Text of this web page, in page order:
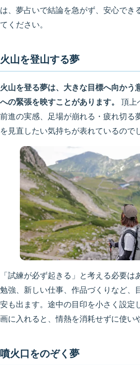
は、夢占いで結論を急がず、安心でき
てください。
火山を登山する夢
火山を登る夢は、大きな目標へ向かう
への緊張を映すことがあります。
頂上
前進の実感、足場が崩れる・疲れ切る
を見直したい気持ちが表れているので
「試練が必ず起きる」と考える必要は
勉強、新しい仕事、作品づくりなど、
安も出ます。途中の目印を小さく設定
画に入れると、情熱を消耗せずに使い
噴火口をのぞく夢